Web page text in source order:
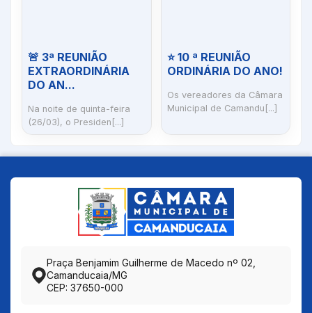
🚨 3ª REUNIÃO
EXTRAORDINÁRIA
DO AN...
Na noite de quinta-feira
(26/03), o Presiden[...]
⭐ 10 ª REUNIÃO
ORDINÁRIA DO ANO!
Os vereadores da Câmara
Municipal de Camandu[...]
Praça Benjamim Guilherme de Macedo nº 02,
Camanducaia/MG
CEP: 37650-000